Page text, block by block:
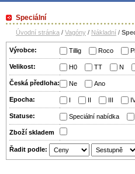
Speciální
Úvodní stránka / Vagóny / Nákladní /
Výrobce: Tillig Roco
Velikost: H0 TT N
Česká předloha: Ne Ano
Epocha: I II III
Statuse: Speciální nabídka
Zboží­ skladem
Řadit podle: